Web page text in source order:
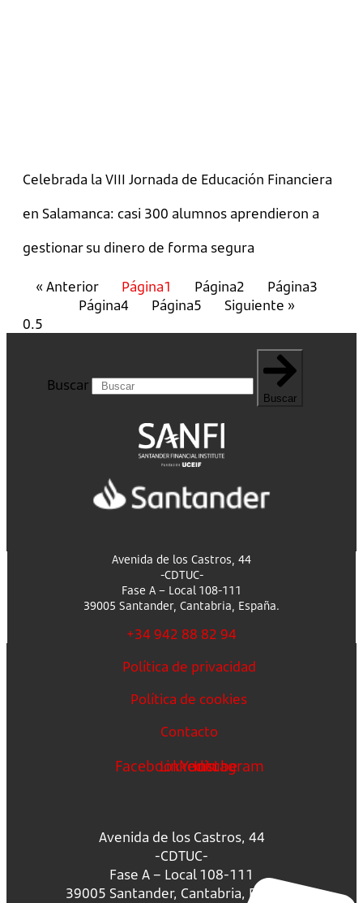
Celebrada la VIII Jornada de Educación Financiera
en Salamanca: casi 300 alumnos aprendieron a
gestionar su dinero de forma segura
« Anterior Página1 Página2 Página3
Página4 Página5 Siguiente »
Buscar
Buscar
Avenida de los Castros, 44
-CDTUC-
Fase A – Local 108-111
39005 Santander, Cantabria, España.
+34 942 88 82 94
Política de privacidad
Política de cookies
Contacto
FacebookLinkedin
Youtube
Instagram
Avenida de los Castros, 44
-CDTUC-
Fase A – Local 108-111
39005 Santander, Cantabria, España.